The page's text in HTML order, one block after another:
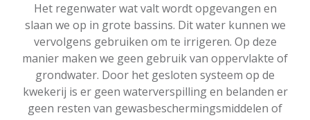
Het regenwater wat valt wordt opgevangen en
slaan we op in grote bassins. Dit water kunnen we
vervolgens gebruiken om te irrigeren. Op deze
manier maken we geen gebruik van oppervlakte of
grondwater. Door het gesloten systeem op de
kwekerij is er geen waterverspilling en belanden er
geen resten van gewasbeschermingsmiddelen of